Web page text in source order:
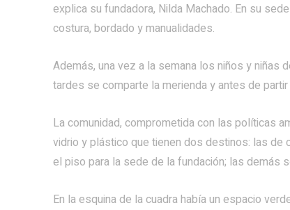
explica su fundadora, Nilda Machado. En su
costura, bordado y manualidades.
Además, una vez a la semana los niños y niñas
tardes se comparte la merienda y antes de
La comunidad, comprometida con las políticas
vidrio y plástico que tienen dos destinos: las de
el piso para la sede de la fundación; las demás
En la esquina de la cuadra había un espacio